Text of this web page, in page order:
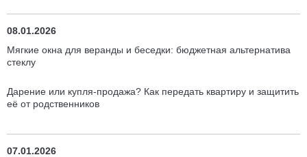
08.01.2026
Мягкие окна для веранды и беседки: бюджетная альтернатива
стеклу
Дарение или купля-продажа? Как передать квартиру и защитить
её от родственников
07.01.2026